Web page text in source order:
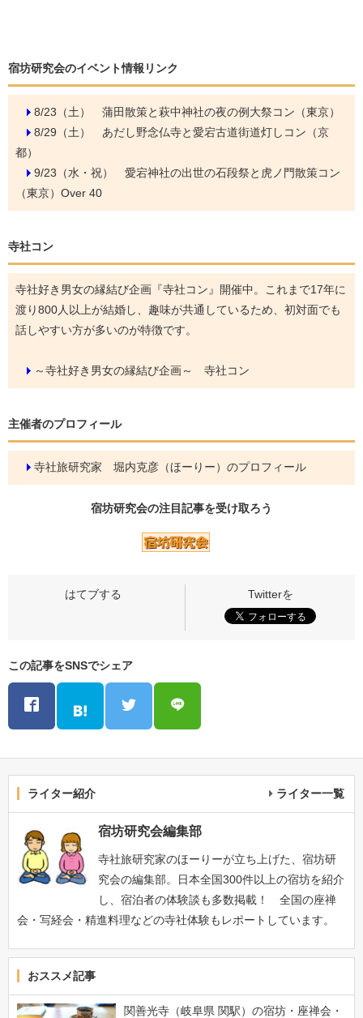
宿坊研究会のイベント情報リンク
8/23（土） 蒲田散策と萩中神社の夜の例大祭コン（東京）
8/29（土） あだし野念仏寺と愛宕古道街道灯しコン（京
都）
9/23（水・祝） 愛宕神社の出世の石段祭と虎ノ門散策コン
（東京）Over 40
寺社コン
寺社好き男女の縁結び企画『寺社コン』開催中。これまで17年に
渡り800人以上が結婚し、趣味が共通しているため、初対面でも
話しやすい方が多いのが特徴です。
～寺社好き男女の縁結び企画～ 寺社コン
主催者のプロフィール
寺社旅研究家 堀内克彦（ほーりー）のプロフィール
宿坊研究会の注目記事を受け取ろう
この記事をSNSでシェア
ライター紹介 ライター一覧
宿坊研究会編集部
寺社旅研究家のほーりーが立ち上げた、宿坊研
究会の編集部。日本全国300件以上の宿坊を紹介
し、宿泊者の体験談も多数掲載！ 全国の座禅
会・写経会・精進料理などの寺社体験もレポートしています。
おススメ記事
関善光寺（岐阜県 関駅）の宿坊・座禅会・